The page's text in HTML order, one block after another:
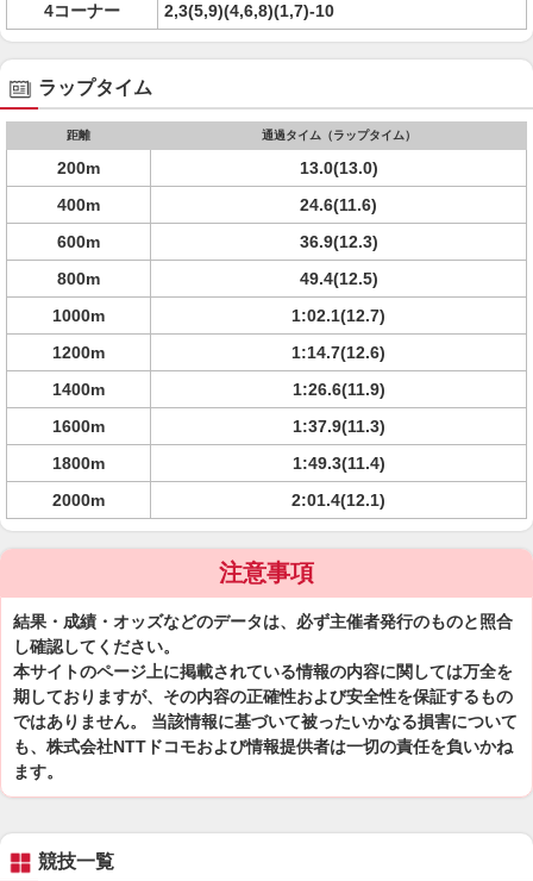
4コーナー
2,3(5,9)(4,6,8)(1,7)-10
ラップタイム
距離 通過タイム（ラップタイム）
200m
13.0(13.0)
400m
24.6(11.6)
600m
36.9(12.3)
800m
49.4(12.5)
1000m
1:02.1(12.7)
1200m
1:14.7(12.6)
1400m
1:26.6(11.9)
1600m
1:37.9(11.3)
1800m
1:49.3(11.4)
2000m
2:01.4(12.1)
注意事項
結果・成績・オッズなどのデータは、必ず主催者発行のものと照合
し確認してください。
本サイトのページ上に掲載されている情報の内容に関しては万全を
期しておりますが、その内容の正確性および安全性を保証するもの
ではありません。 当該情報に基づいて被ったいかなる損害について
も、株式会社NTTドコモおよび情報提供者は一切の責任を負いかね
ます。
競技一覧